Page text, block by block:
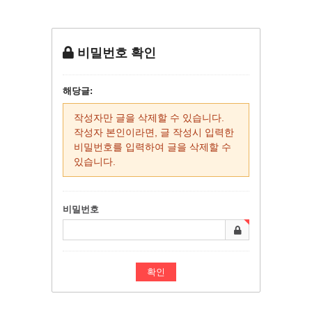
비밀번호 확인
해당글:
작성자만 글을 삭제할 수 있습니다.
작성자 본인이라면, 글 작성시 입력한
비밀번호를 입력하여 글을 삭제할 수
있습니다.
비밀번호